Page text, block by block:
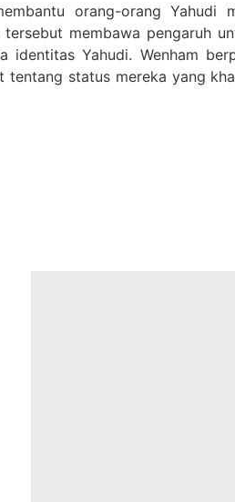
orang-orang Yahudi
membawa pengaruh
Yahudi. Wenham
status mereka yang